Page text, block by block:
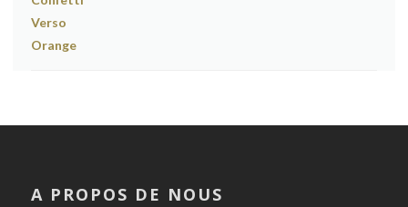
A PROPOS DE NOUS